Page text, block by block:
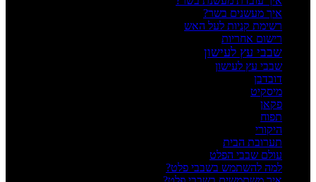
איך מעשנים בשר?
רשימת קניות לעל האש
רישום אחריות
שבבי עץ לעישון
שבבי עץ לעישון
דובדבן
מיסקיט
פקאן
תפוח
היקורי
תערובת הבית
עולם שבבי הפלט
למה להשתמש בשבבי פלט?